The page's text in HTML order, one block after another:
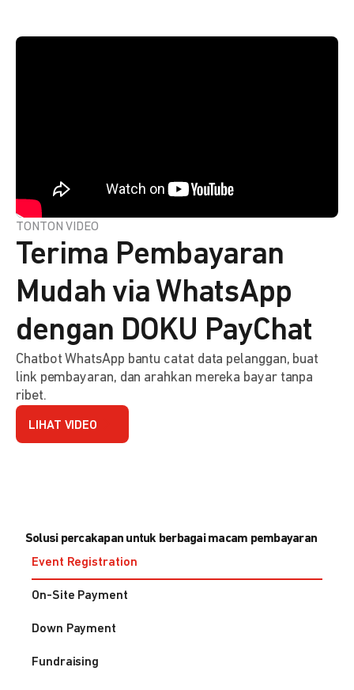
TONTON VIDEO
Terima Pembayaran
Mudah via WhatsApp
dengan DOKU PayChat
Chatbot WhatsApp bantu catat data pelanggan, buat
link pembayaran, dan arahkan mereka bayar tanpa
ribet.
LIHAT VIDEO
Solusi percakapan untuk berbagai macam pembayaran
Event Registration
On-Site Payment
Down Payment
Fundraising